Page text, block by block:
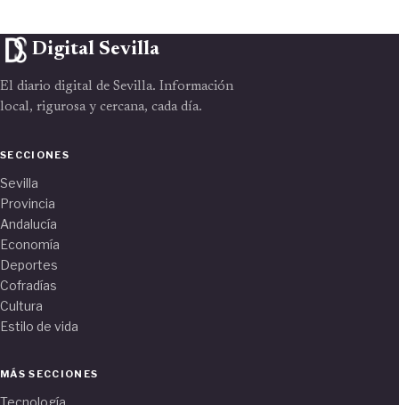
Digital Sevilla
El diario digital de Sevilla. Información
local, rigurosa y cercana, cada día.
SECCIONES
Sevilla
Provincia
Andalucía
Economía
Deportes
Cofradías
Cultura
Estilo de vida
MÁS SECCIONES
Tecnología